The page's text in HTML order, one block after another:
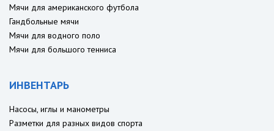
Мячи для американского футбола
Гандбольные мячи
Мячи для водного поло
Мячи для большого тенниса
ИНВЕНТАРЬ
Насосы, иглы и манометры
Разметки для разных видов спорта